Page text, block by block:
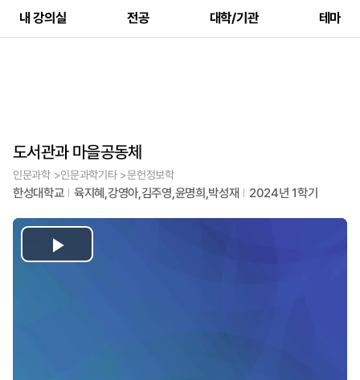
내 강의실 전공 대학/기관 테마
도서관과 마을공동체
인문과학 >인문과학기타 >문헌정보학
한성대학교 육지혜,강영아,김주영,윤명희,박성재 2024년 1학기
Play